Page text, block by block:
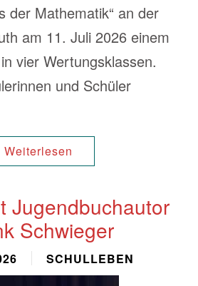
der Mathematik“ an der
am 11. Juli 2026 einem
vier Wertungsklassen.
und Schüler
Weiterlesen
Jugendbuchautor
Schwieger
SCHULLEBEN